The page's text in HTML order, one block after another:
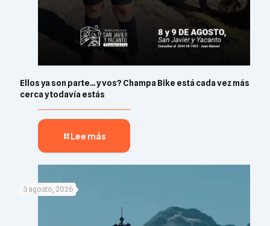
Ellos ya son parte… y vos? Champa Bike está cada vez más
cerca y todavía estás
Lee más
3 agosto, 2026